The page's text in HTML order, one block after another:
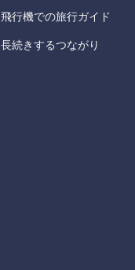
飛行機での旅行ガイド
長続きするつながり